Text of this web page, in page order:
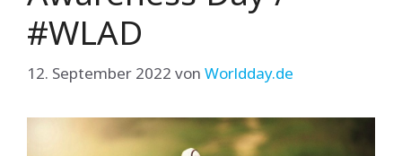
#WLAD
12. September 2022 von Worldday.de